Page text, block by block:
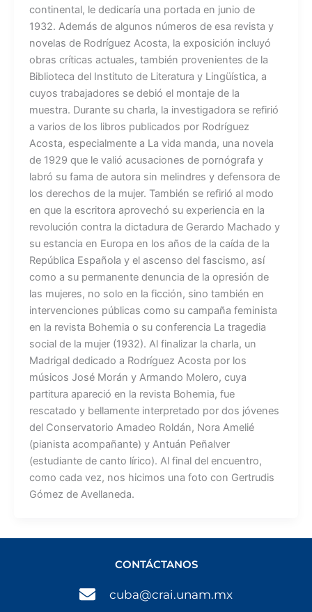
continental, le dedicaría una portada en junio de
1932. Además de algunos números de esa revista y
novelas de Rodríguez Acosta, la exposición incluyó
obras críticas actuales, también provenientes de la
Biblioteca del Instituto de Literatura y Lingüística, a
cuyos trabajadores se debió el montaje de la
muestra. Durante su charla, la investigadora se refirió
a varios de los libros publicados por Rodríguez
Acosta, especialmente a La vida manda, una novela
de 1929 que le valió acusaciones de pornógrafa y
labró su fama de autora sin melindres y defensora de
los derechos de la mujer. También se refirió al modo
en que la escritora aprovechó su experiencia en la
revolución contra la dictadura de Gerardo Machado y
su estancia en Europa en los años de la caída de la
República Española y el ascenso del fascismo, así
como a su permanente denuncia de la opresión de
las mujeres, no solo en la ficción, sino también en
intervenciones públicas como su campaña feminista
en la revista Bohemia o su conferencia La tragedia
social de la mujer (1932). Al finalizar la charla, un
Madrigal dedicado a Rodríguez Acosta por los
músicos José Morán y Armando Molero, cuya
partitura apareció en la revista Bohemia, fue
rescatado y bellamente interpretado por dos jóvenes
del Conservatorio Amadeo Roldán, Nora Amelié
(pianista acompañante) y Antuán Peñalver
(estudiante de canto lírico). Al final del encuentro,
como cada vez, nos hicimos una foto con Gertrudis
Gómez de Avellaneda.
CONTÁCTANOS
cuba@crai.unam.mx